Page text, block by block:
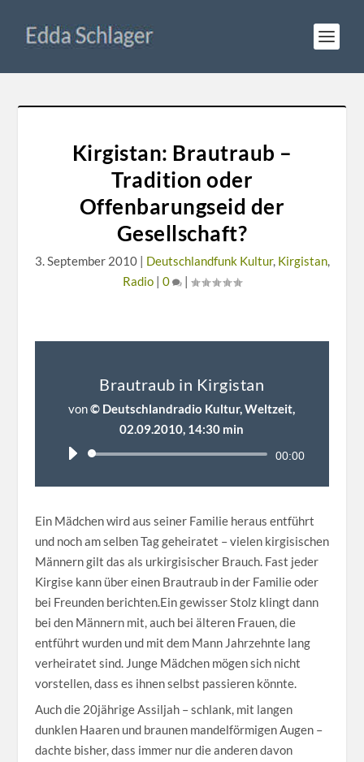
Kirgistan: Brautraub –
Tradition oder
Offenbarungseid der
Gesellschaft?
3. September 2010| Deutschlandfunk Kultur, Kirgistan,
Radio | 0 |
Brautraub in Kirgistan
von© Deutschlandradio Kultur, Weltzeit,
02.09.2010, 14:30 min
Audio-
00:00
Ein Mädchen wird aus seiner Familie heraus entführt
und noch am selben Tag geheiratet – vielen kirgisischen
Männern gilt das als urkirgisischer Brauch. Fast jeder
Kirgise kann über einen Brautraub in der Familie oder
bei Freunden berichten.Ein gewisser Stolz klingt dann
bei den Männern mit, auch bei älteren Frauen, die
entführt wurden und mit dem Mann Jahrzehnte lang
verheiratet sind. Junge Mädchen mögen sich nicht
vorstellen, dass es ihnen selbst passieren könnte.
Auch die 20jährige Assiljah – schlank, mit langen
dunklen Haaren und braunen mandelförmigen Augen –
dachte bisher, dass immer nur die anderen davon